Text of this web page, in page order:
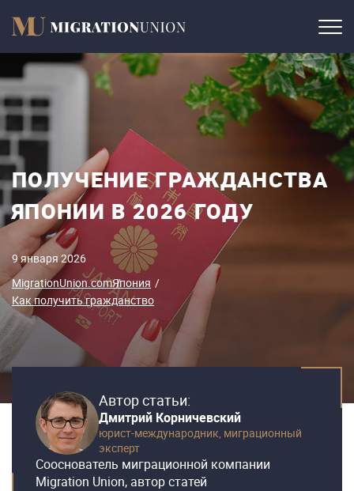
ПОЛУЧЕНИЕ ГРАЖДАНСТВА
ЯПОНИИ В 2026 ГОДУ
9 января 2026
MigrationUnion.comЯпония
Как получить гражданство
Автор статьи:
Дмитрий Корничевский
юрист-международник, миграционный
эксперт
Сооснователь миграционной компании
Migration Union, автор статей